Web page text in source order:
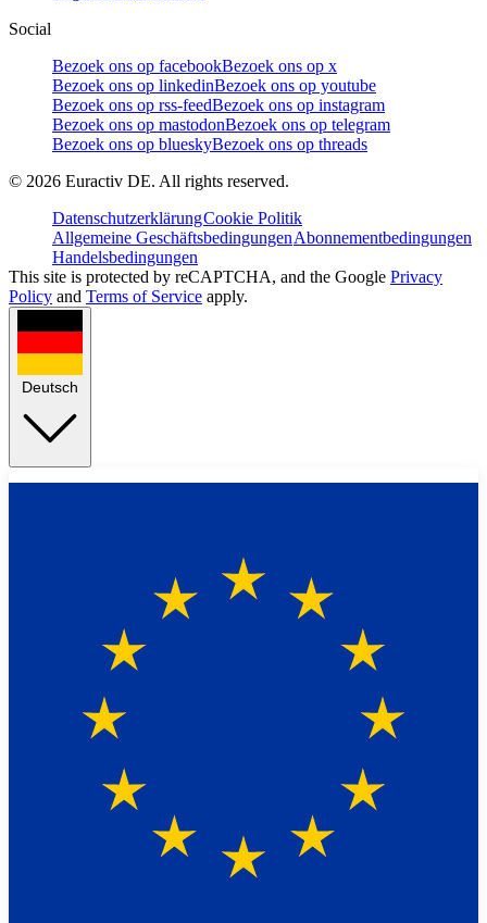
Social
Bezoek ons op facebookBezoek ons op x
Bezoek ons op linkedinBezoek ons op youtube
Bezoek ons op rss-feedBezoek ons op instagram
Bezoek ons op mastodonBezoek ons op telegram
Bezoek ons op blueskyBezoek ons op threads
© 2026 Euractiv DE. All rights reserved.
DatenschutzerklärungCookie Politik
Allgemeine GeschäftsbedingungenAbonnementbedingungen
Handelsbedingungen
This site is protected by reCAPTCHA, and the Google Privacy
Policy and Terms of Service apply.
Deutsch